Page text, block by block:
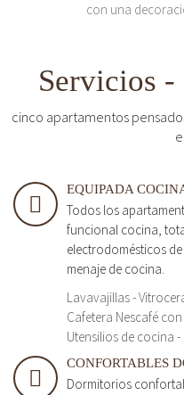
con una
Servicios
cinco apartamentos
EQUIPADA
Todos los
funcional cocina,
electrodomésticos
menaje de cocina.
Lavavajillas -
Cafetera Nescafé
Utensilios de cocina
CONFORTABLES
Dormitorios